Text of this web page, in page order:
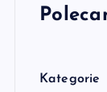
Kategorie